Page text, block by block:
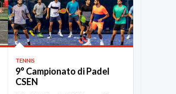
TENNIS
9° Campionato di Padel
CSEN